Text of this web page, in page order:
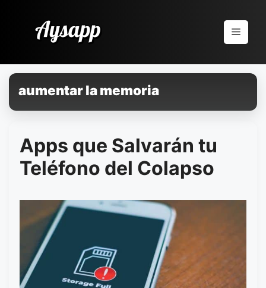
Menu
aumentar la memoria
Apps que Salvarán tu
Teléfono del Colapso